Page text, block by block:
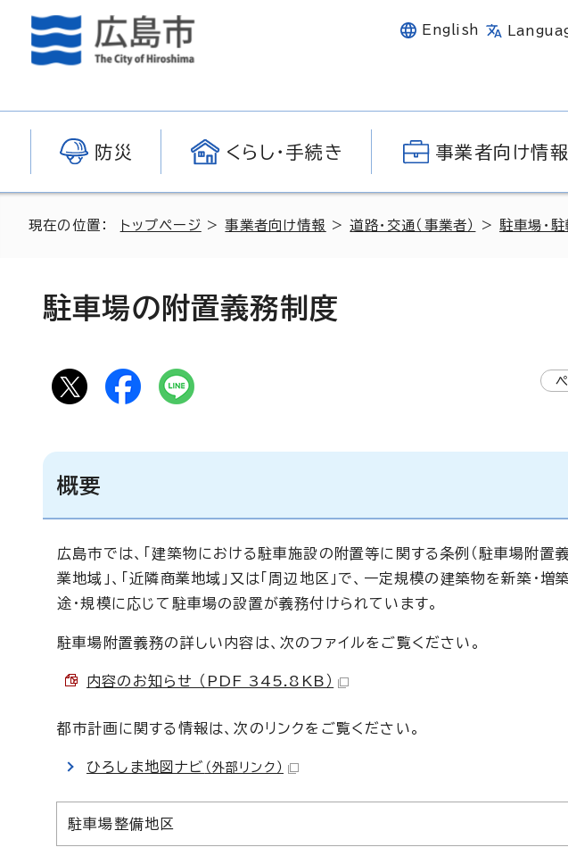
English
防災 くらし・手続き 事業者向け情報
現在の位置： トップページ >事業者向け情報 >道路・交通（事業者） >駐車場・
駐車場の附置義務制度
概要
広島市では、「建築物における駐車施設の附置等に関する条例（駐車場附置義
業地域」、「近隣商業地域」又は「周辺地区」で、一定規模の建築物を新築・
途・規模に応じて駐車場の設置が義務付けられています。
駐車場附置義務の詳しい内容は、次のファイルをご覧ください。
内容のお知らせ （PDF 345.8KB）
都市計画に関する情報は、次のリンクをご覧ください。
ひろしま地図ナビ （外部リンク）
駐車場整備地区